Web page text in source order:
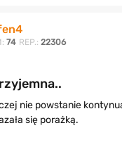
74 REP.: 22306
nie powstanie
się porażką.